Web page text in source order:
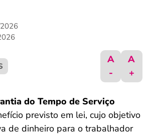
A
-
A
+
do Tempo de Serviço
previsto em lei, cujo objetivo
de dinheiro para o trabalhador